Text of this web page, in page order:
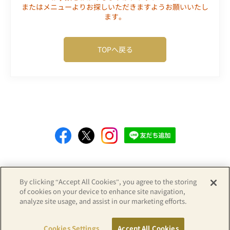
またはメニューよりお探しいただきますようお願いいたし
ます。
TOPへ戻る
By clicking “Accept All Cookies”, you agree to the storing
of cookies on your device to enhance site navigation,
analyze site usage, and assist in our marketing efforts.